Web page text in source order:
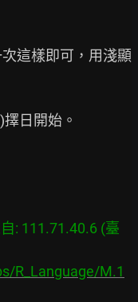
這樣即可，用淺顯
日開始。
: 111.71.40.6 (臺
R_Language/M.1